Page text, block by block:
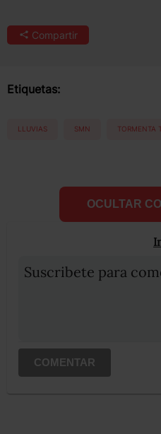
Compartir
Etiquetas:
LLUVIAS SMN TORMENTA
OCULTAR
Suscribete para
COMENTAR